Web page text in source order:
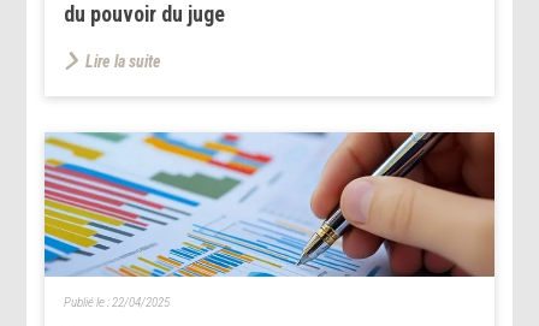
du pouvoir du juge
Lire la suite
Publié le : 22/04/2025